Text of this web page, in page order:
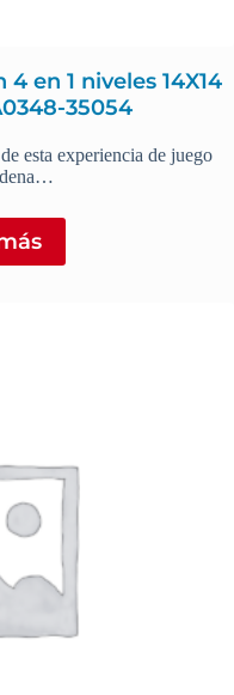
en 1 niveles 14X14
35054
esta experiencia de juego